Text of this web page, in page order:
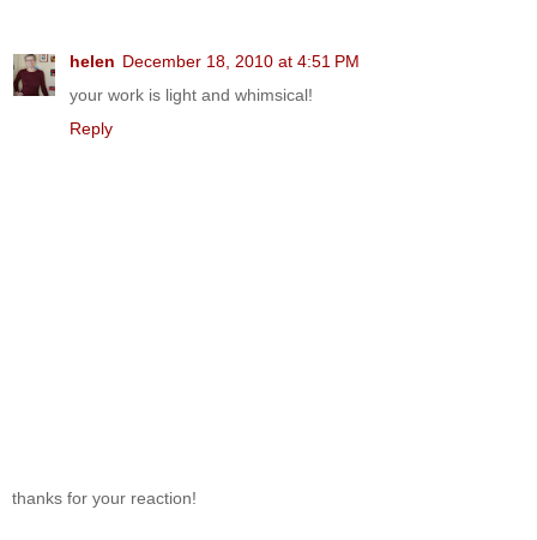
helen December 18, 2010 at 4:51 PM
your work is light and whimsical!
Reply
thanks for your reaction!